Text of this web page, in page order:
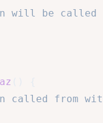
will be called
called from